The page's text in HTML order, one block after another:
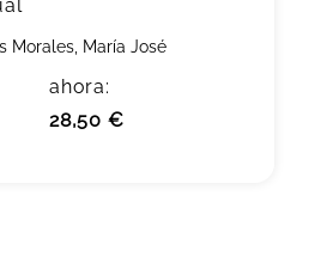
Morales, María José
ahora:
28,50 €